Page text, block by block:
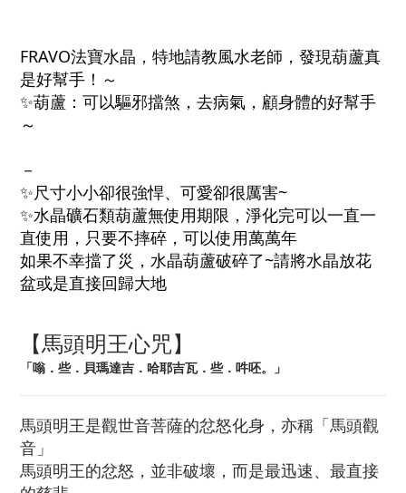
FRAVO法寶水晶，特地請教風水老師，發現葫蘆真
是好幫手！～
✨葫蘆：可以驅邪擋煞，去病氣，顧身體的好幫手
～
－
✨尺寸小小卻很強悍、可愛卻很厲害~
✨水晶礦石類葫蘆無使用期限，淨化完可以一直一
直使用，只要不摔碎，可以使用萬萬年
如果不幸擋了災，水晶葫蘆破碎了~請將水晶放花
盆或是直接回歸大地
【馬頭明王心咒】
「嗡．些．貝瑪達吉．哈耶吉瓦．些．吽呸。」
馬頭明王是觀世音菩薩的忿怒化身，亦稱「馬頭觀
音」
馬頭明王的忿怒，並非破壞，而是最迅速、最直接